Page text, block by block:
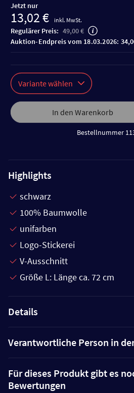
Jetzt nur
13,02 € inkl. MwSt.
Regulärer Preis: 49,00 €
Auktion-Endpreis vom 18.03.2026:
Variante wählen
In den Warenkorb
Bestellnummer
Highlights
schwarz
100% Baumwolle
unifarben
Logo-Stickerei
V-Ausschnitt
Größe L: Länge ca. 72 cm
Details
Verantwortliche Person in
Für dieses Produkt gibt es
Bewertungen